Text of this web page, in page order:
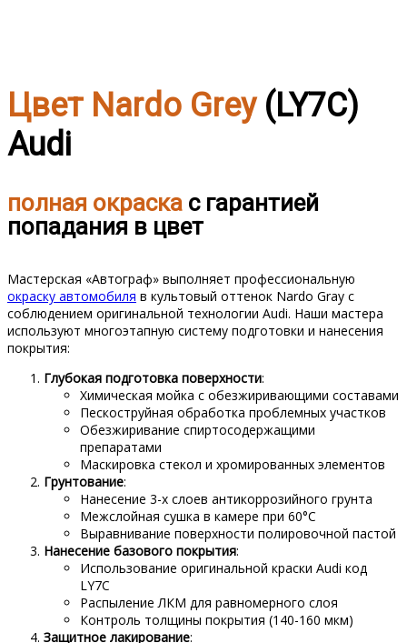
Цвет Nardo Grey(LY7C)
Audi
полная окраска с гарантией
попадания в цвет
Мастерская «Автограф» выполняет профессиональную
окраску автомобиля в культовый оттенок Nardo Gray с
соблюдением оригинальной технологии Audi. Наши мастера
используют многоэтапную систему подготовки и нанесения
покрытия:
Глубокая подготовка поверхности:
Химическая мойка с обезжиривающими составами
Пескоструйная обработка проблемных участков
Обезжиривание спиртосодержащими
препаратами
Маскировка стекол и хромированных элементов
Грунтование:
Нанесение 3-х слоев антикоррозийного грунта
Межслойная сушка в камере при 60°C
Выравнивание поверхности полировочной пастой
Нанесение базового покрытия:
Использование оригинальной краски Audi код
LY7C
Распыление ЛКМ для равномерного слоя
Контроль толщины покрытия (140-160 мкм)
Защитное лакирование: